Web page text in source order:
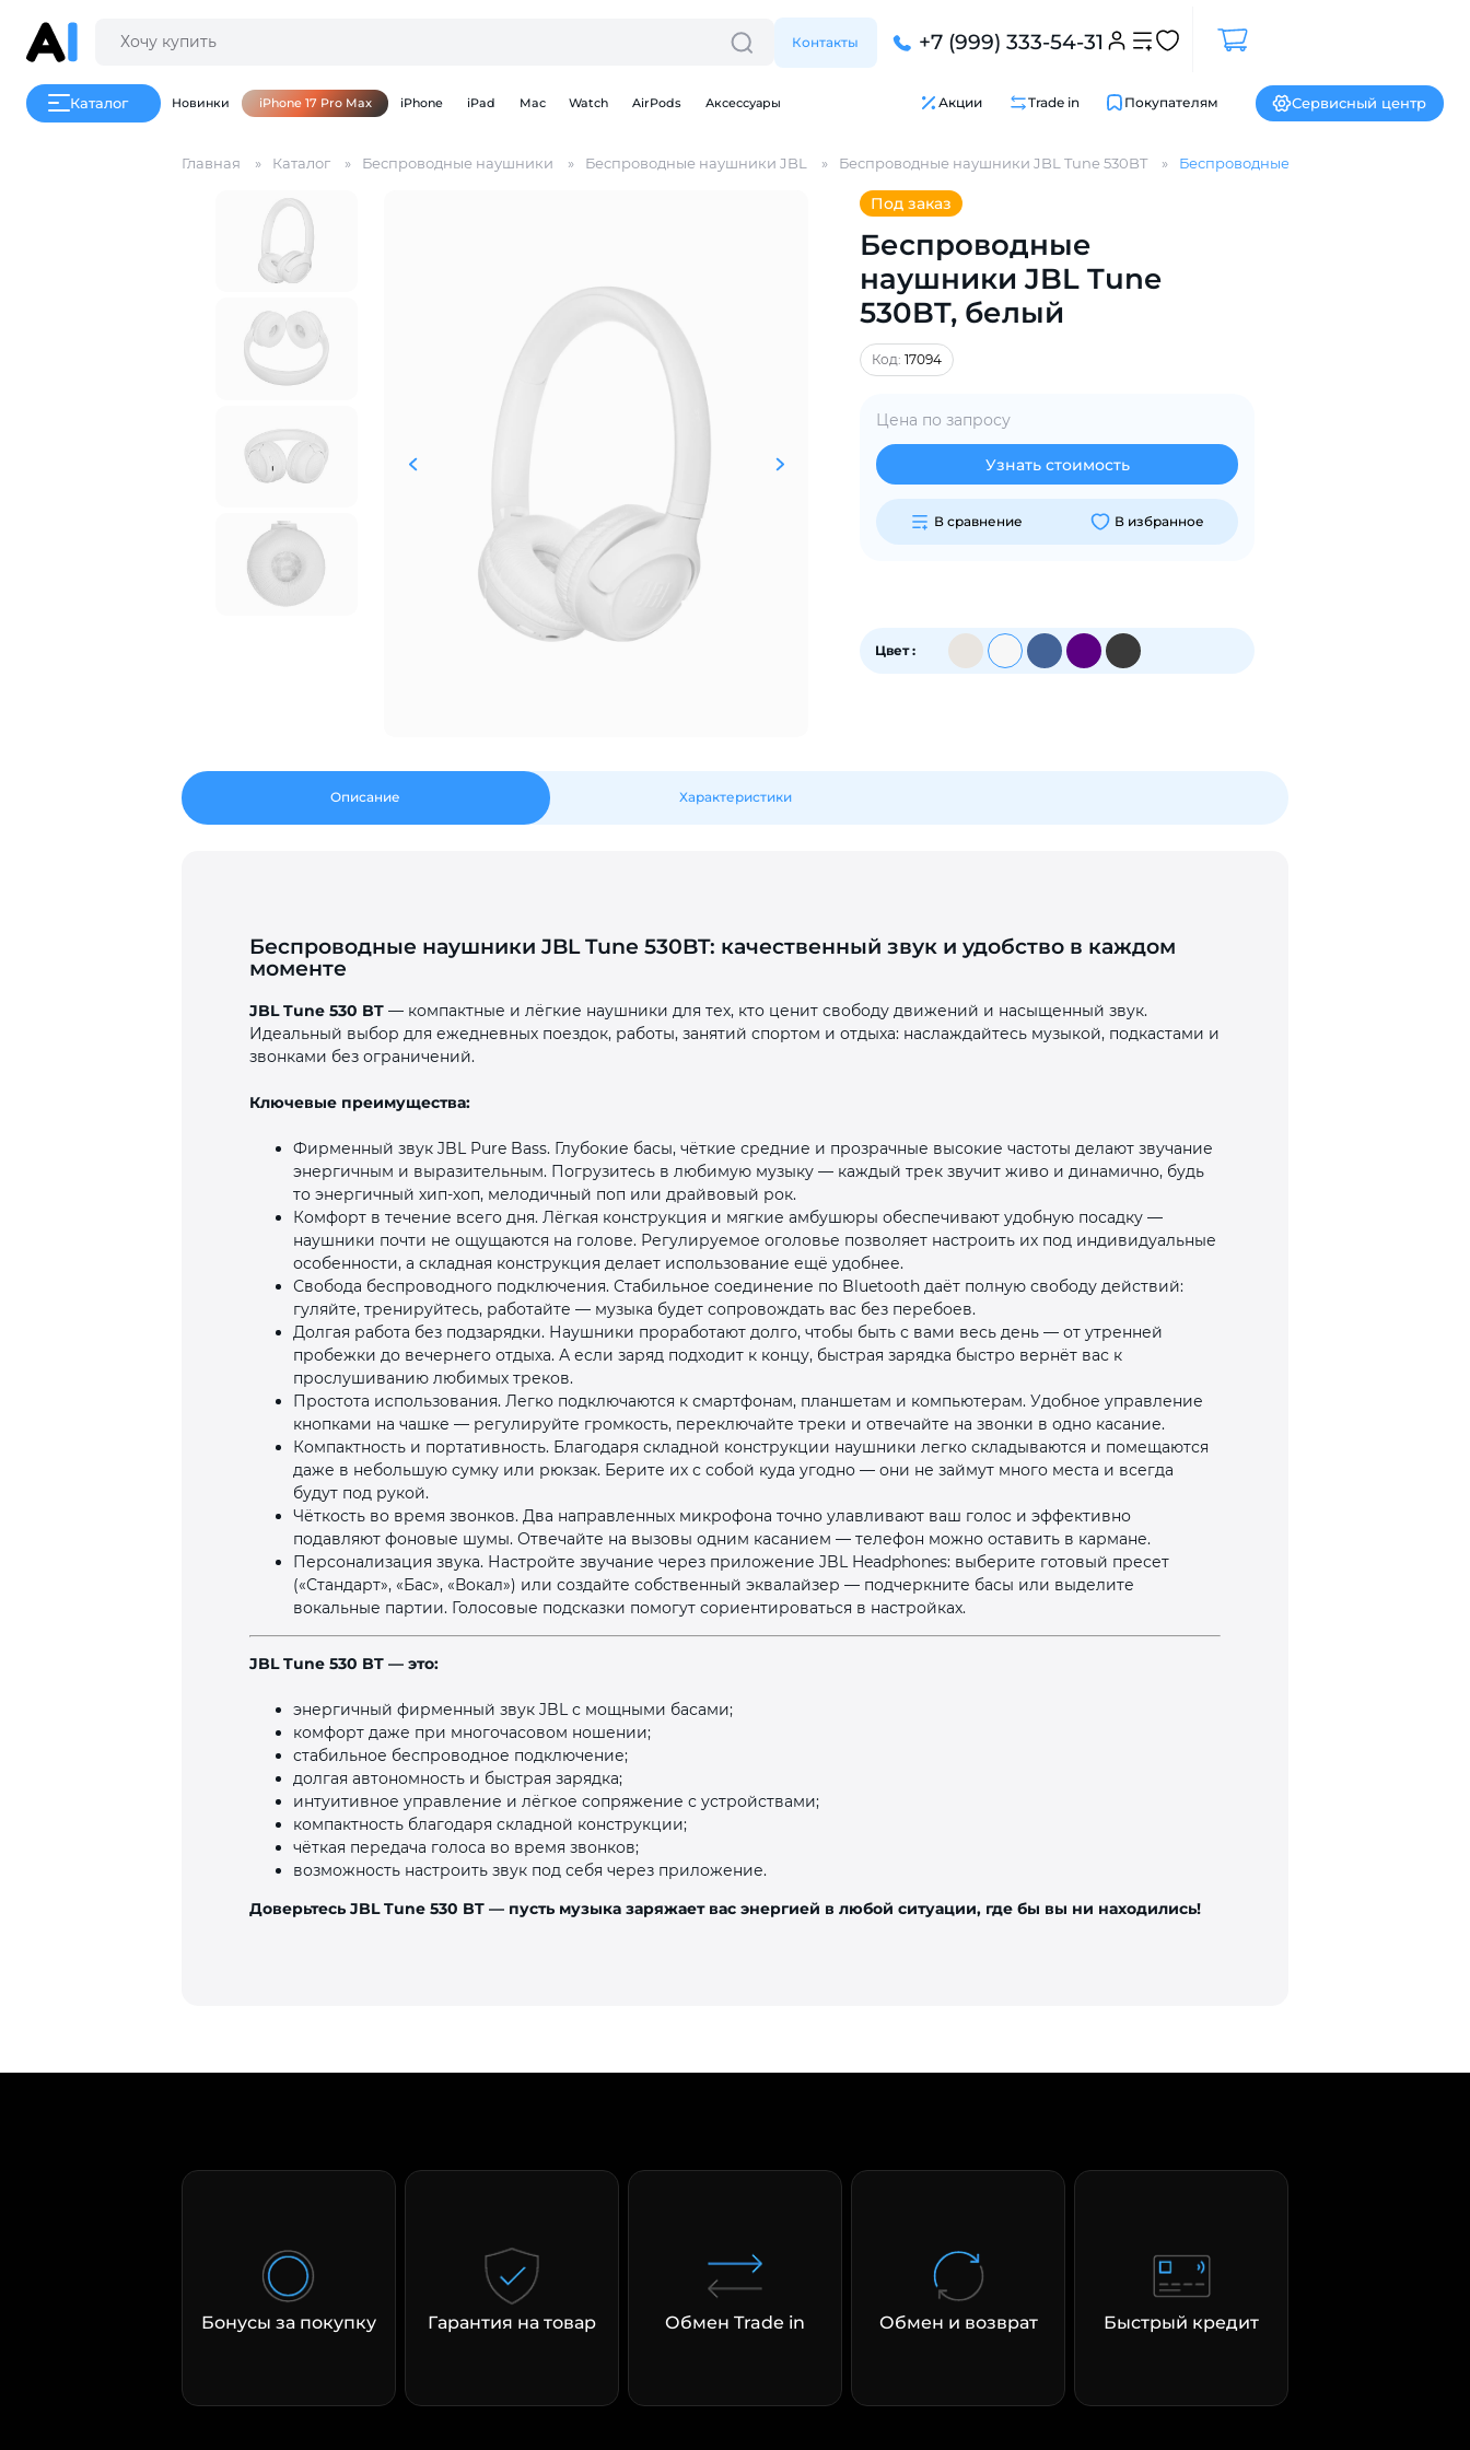
Контакты +7 (999) 333-54-31
Каталог Новинки iPhone 17 Pro Max iPhone iPad Mac Watch AirPods Аксессуары Акции Trade in Покупателям Сервисный центр
Главная Каталог Беспроводные наушники Беспроводные наушники JBL Беспроводные наушники JBL Tune 530BT Беспроводные наушники JBL Tune
Под заказ
Беспроводные
наушники JBL Tune
530BT, белый
Код: 17094
Цена по запросу
Узнать стоимость
В сравнение В избранное
Цвет :
Описание Характеристики
Беспроводные наушники JBL Tune 530BT: качественный звук и удобство в каждом
моменте
JBL Tune 530 BT — компактные и лёгкие наушники для тех, кто ценит свободу движений и насыщенный звук.
Идеальный выбор для ежедневных поездок, работы, занятий спортом и отдыха: наслаждайтесь музыкой, подкастами и
звонками без ограничений.
Ключевые преимущества:
Фирменный звук JBL Pure Bass. Глубокие басы, чёткие средние и прозрачные высокие частоты делают звучание
энергичным и выразительным. Погрузитесь в любимую музыку — каждый трек звучит живо и динамично, будь
то энергичный хип‑хоп, мелодичный поп или драйвовый рок.
Комфорт в течение всего дня. Лёгкая конструкция и мягкие амбушюры обеспечивают удобную посадку —
наушники почти не ощущаются на голове. Регулируемое оголовье позволяет настроить их под индивидуальные
особенности, а складная конструкция делает использование ещё удобнее.
Свобода беспроводного подключения. Стабильное соединение по Bluetooth даёт полную свободу действий:
гуляйте, тренируйтесь, работайте — музыка будет сопровождать вас без перебоев.
Долгая работа без подзарядки. Наушники проработают долго, чтобы быть с вами весь день — от утренней
пробежки до вечернего отдыха. А если заряд подходит к концу, быстрая зарядка быстро вернёт вас к
прослушиванию любимых треков.
Простота использования. Легко подключаются к смартфонам, планшетам и компьютерам. Удобное управление
кнопками на чашке — регулируйте громкость, переключайте треки и отвечайте на звонки в одно касание.
Компактность и портативность. Благодаря складной конструкции наушники легко складываются и помещаются
даже в небольшую сумку или рюкзак. Берите их с собой куда угодно — они не займут много места и всегда
будут под рукой.
Чёткость во время звонков. Два направленных микрофона точно улавливают ваш голос и эффективно
подавляют фоновые шумы. Отвечайте на вызовы одним касанием — телефон можно оставить в кармане.
Персонализация звука. Настройте звучание через приложение JBL Headphones: выберите готовый пресет
(«Стандарт», «Бас», «Вокал») или создайте собственный эквалайзер — подчеркните басы или выделите
вокальные партии. Голосовые подсказки помогут сориентироваться в настройках.
JBL Tune 530 BT — это:
энергичный фирменный звук JBL с мощными басами;
комфорт даже при многочасовом ношении;
стабильное беспроводное подключение;
долгая автономность и быстрая зарядка;
интуитивное управление и лёгкое сопряжение с устройствами;
компактность благодаря складной конструкции;
чёткая передача голоса во время звонков;
возможность настроить звук под себя через приложение.
Доверьтесь JBL Tune 530 BT — пусть музыка заряжает вас энергией в любой ситуации, где бы вы ни находились!
Бонусы за покупку Гарантия на товар Обмен Trade in Обмен и возврат Быстрый кредит
Для клиентов всех банков
Разбейте
оплату
на части
без переплат
График платежей
Оплачивайте сегодня только
Оставшиеся75% будут списываться
с вашей картыпо25%каждые 2 недели
Подробнееоб оплате Плайтом
25
раз в 2
недели
раз в 2 недели
Остались вопросы?
8 800 302-02-51
plait.ru